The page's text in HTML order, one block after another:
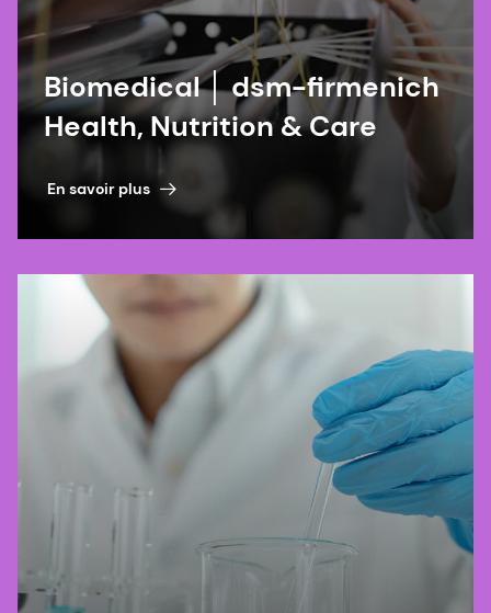
Biomedical │ dsm-firmenich
Health, Nutrition & Care
En savoir plus